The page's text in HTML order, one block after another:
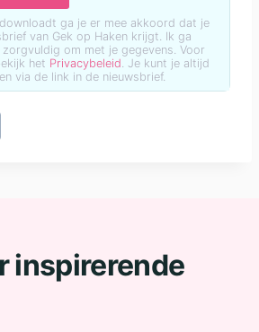
ga je er mee akkoord dat je
van Gek op Haken krijgt. Ik ga
om met je gegevens. Voor
het Privacybeleid. Je kunt je altijd
via de link in de nieuwsbrief.
inspirerende